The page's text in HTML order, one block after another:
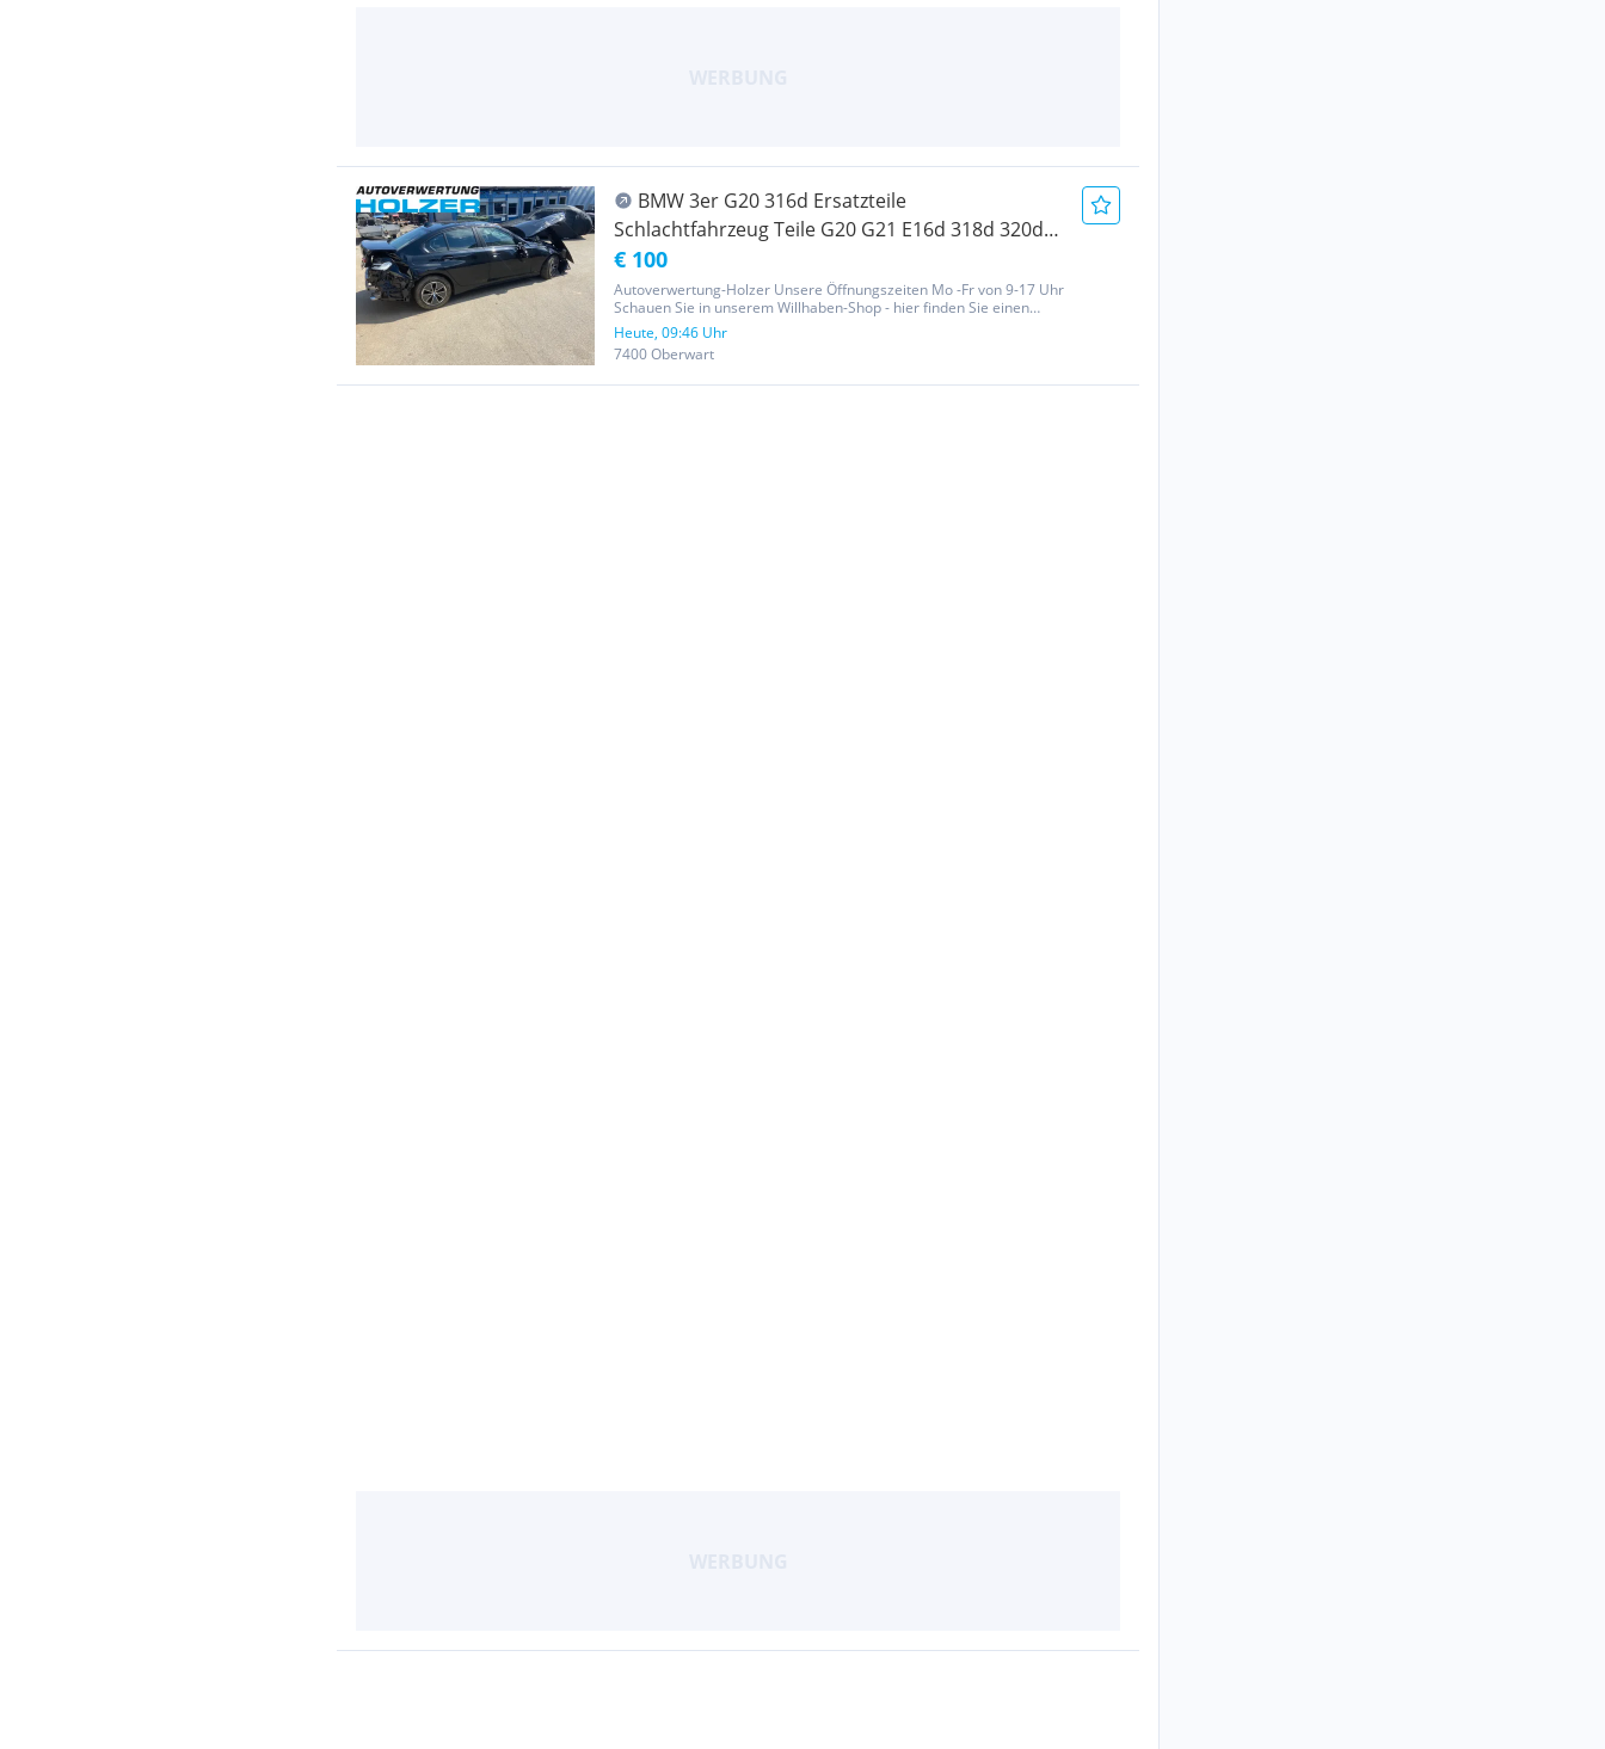
BMW 3er G20 316d Ersatzteile
Schlachtfahrzeug Teile G20 G21 E16d 318d 320d
Schlachter
€ 100
Autoverwertung-Holzer Unsere Öffnungszeiten Mo -Fr von 9-17 Uhr
Schauen Sie in unserem Willhaben-Shop - hier finden Sie einen
kleinen Auszug aus unserem Teilesortiment. Weitere Teile auf
Anfrage. Täglicher Teileversand Neues Schlachtfahrzeug : BMW
316d...
Heute, 09:46 Uhr
7400 Oberwart